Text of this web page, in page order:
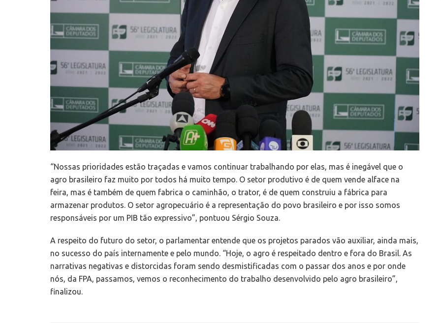
“Nossas prioridades estão traçadas e vamos continuar trabalhando por elas, mas é inegável que o
agro brasileiro faz muito por todos há muito tempo. O setor produtivo é de quem vende alface na
feira, mas é também de quem fabrica o caminhão, o trator, é de quem construiu a fábrica para
armazenar produtos. O setor agropecuário é a representação do povo brasileiro e por isso somos
responsáveis por um PIB tão expressivo”, pontuou Sérgio Souza.
A respeito do futuro do setor, o parlamentar entende que os projetos parados vão auxiliar, ainda mais,
no sucesso do país internamente e pelo mundo. “Hoje, o agro é respeitado dentro e fora do Brasil. As
narrativas negativas e distorcidas foram sendo desmistificadas com o passar dos anos e por onde
nós, da FPA, passamos, vemos o reconhecimento do trabalho desenvolvido pelo agro brasileiro”,
finalizou.